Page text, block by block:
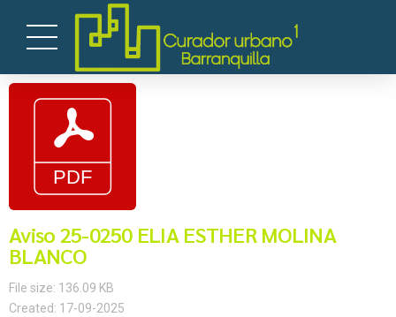
Aviso 25-0250 ELIA ESTHER MOLINA
BLANCO
File size: 136.09 KB
Created: 17-09-2025